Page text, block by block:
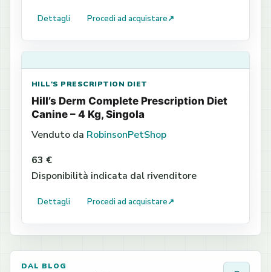
Dettagli Procedi ad acquistare↗
HILL'S PRESCRIPTION DIET
Hill’s Derm Complete Prescription Diet
Canine – 4 Kg, Singola
Venduto da RobinsonPetShop
63 €
Disponibilità indicata dal rivenditore
Dettagli Procedi ad acquistare↗
DAL BLOG